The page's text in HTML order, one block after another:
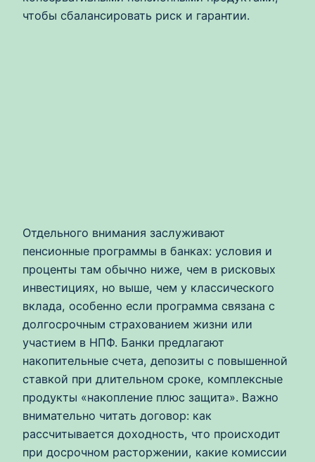
чтобы сбалансировать риск и гарантии.
Отдельного внимания заслуживают
пенсионные программы в банках: условия и
проценты там обычно ниже, чем в рисковых
инвестициях, но выше, чем у классического
вклада, особенно если программа связана с
долгосрочным страхованием жизни или
участием в НПФ. Банки предлагают
накопительные счета, депозиты с повышенной
ставкой при длительном сроке, комплексные
продукты «накопление плюс защита». Важно
внимательно читать договор: как
рассчитывается доходность, что происходит
при досрочном расторжении, какие комиссии